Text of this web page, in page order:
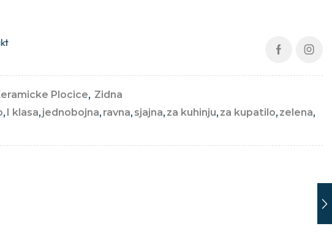
Plocice, Zidna
, I klasa, jednobojna, ravna, sjajna, za kuhinju, za kupatilo, zelena,